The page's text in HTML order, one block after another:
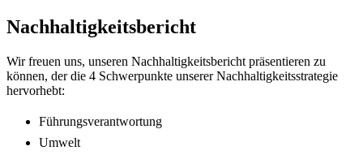
Nachhaltigkeitsbericht
Wir freuen uns, unseren Nachhaltigkeitsbericht präsentieren zu
können, der die 4 Schwerpunkte unserer Nachhaltigkeitsstrategie
hervorhebt:
Führungsverantwortung
Umwelt